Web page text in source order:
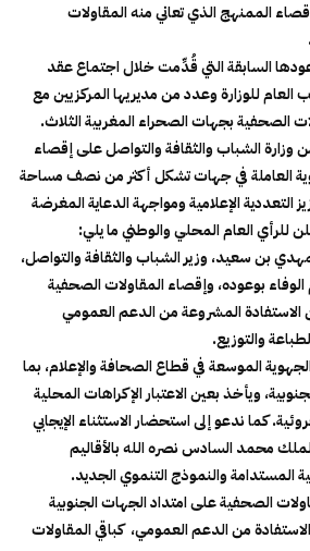
الممنهج الذي تعاني منه المقاولات
السابقة التي قُدِّمت خلال اجتماع عقد
العام للوزارة وعدد من مديريها المركزيين مع
الصحفية بجهات الصحراء المغربية الثلاث.
وزارة الشباب والثقافة والتواصل على إقصاء
العاملة في جهات تشكل أكثر من نصف مساحة
التعددية الإعلامية ومواجهة الدعاية المغرضة
للرأي العام المحلي والوطني ما يلي:
بن سعيد، وزير الشباب والثقافة والتواصل،
بوعوده، وإقصاء المقاولات الصحفية
الاستفادة المشروعة من الدعم العمومي
والتوزيع.
الموسعة في قطاع الصحافة والإعلام، بما
ويأخذ بعين الاعتبار الإكراهات المحلية
كما ندعو إلى استحضار الاستثناء الإيجابي
محمد السادس نصره الله بالأقاليم
المستدامة والنموذج التنموي الجديد.
الصحفية على امتداد الجهات الجنوبية
من الدعم العمومي، كباقي المقاولات